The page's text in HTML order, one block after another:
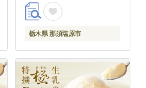
月 12回コース ns003-
002
栃木県 那須塩原市